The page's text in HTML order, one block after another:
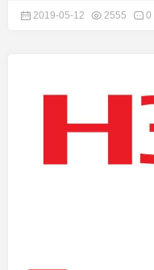
2019-05-12 2555 0